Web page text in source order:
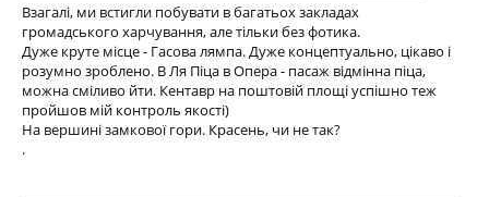
Взагалі, ми встигли побувати в багатьох закладах
громадського харчування, але тільки без фотика.
Дуже круте місце - Гасова лямпа. Дуже концептуально, цікаво і
розумно зроблено. В Ля Піца в Опера - пасаж відмінна піца,
можна сміливо йти. Кентавр на поштовій площі успішно теж
пройшов мій контроль якості)
На вершині замкової гори. Красень, чи не так?
.